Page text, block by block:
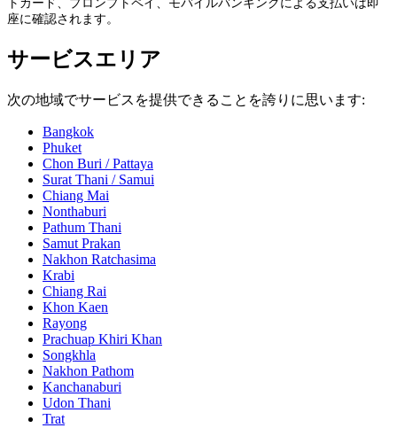
トカード、プロンプトペイ、モバイルバンキングによる支払いは即
座に確認されます。
サービスエリア
次の地域でサービスを提供できることを誇りに思います:
Bangkok
Phuket
Chon Buri / Pattaya
Surat Thani / Samui
Chiang Mai
Nonthaburi
Pathum Thani
Samut Prakan
Nakhon Ratchasima
Krabi
Chiang Rai
Khon Kaen
Rayong
Prachuap Khiri Khan
Songkhla
Nakhon Pathom
Kanchanaburi
Udon Thani
Trat